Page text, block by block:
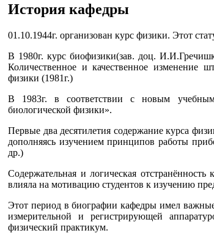
История кафедры
01.10.1944г. организован курс физики. Этот
В 1980г. курс биофизики(зав. доц.
Количественное и качественное изменение
физики (1981г.)
В 1983г. в соответствии с новым
биологической физики».
Первые два десятилетия содержание курса
дополняясь изучением принципов работы
др.)
Содержательная и логическая
влияла на мотивацию студентов к изучению
Этот период в биографии кафедры имел
измерительной и регистрирующей
физический практикум.